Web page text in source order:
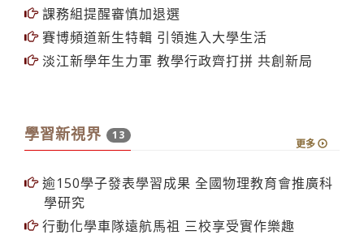
課務組提醒審慎加退選
賽博頻道新生特輯 引領進入大學生活
淡江新學年生力軍 教學行政齊打拼 共創新局
學習新視界 13
更多
逾150學子發表學習成果 全國物理教育會推廣科
學研究
行動化學車隊遠航馬祖 三校享受實作樂趣